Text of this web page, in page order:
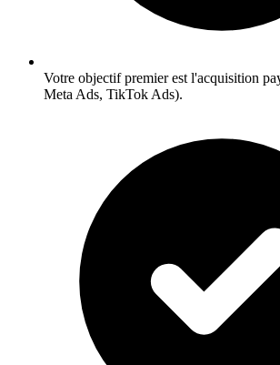
Votre objectif premier est l'acquisition
Meta Ads, TikTok Ads).